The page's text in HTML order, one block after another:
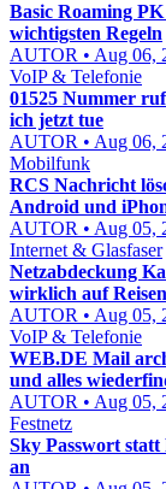
Basic Roaming
wichtigsten Regeln
AUTOR • Aug 06,
VoIP & Telefonie
01525 Nummer
ich jetzt tue
AUTOR • Aug 06,
Mobilfunk
RCS Nachricht
Android und
AUTOR • Aug 05,
Internet & Glasfaser
Netzabdeckung
wirklich auf Reisen
AUTOR • Aug 05,
VoIP & Telefonie
WEB.DE Mail
und alles
AUTOR • Aug 05,
Festnetz
Sky Passwort
an